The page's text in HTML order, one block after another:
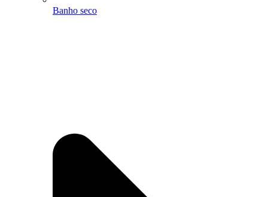
Banho seco